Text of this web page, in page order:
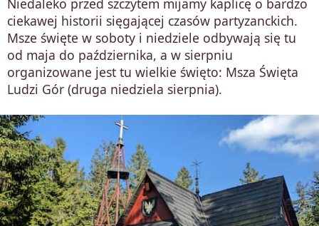
Niedaleko przed szczytem mijamy kaplicę o bardzo
ciekawej historii sięgającej czasów partyzanckich.
Msze święte w soboty i niedziele odbywają się tu
od maja do października, a w sierpniu
organizowane jest tu wielkie święto: Msza Święta
Ludzi Gór (druga niedziela sierpnia).